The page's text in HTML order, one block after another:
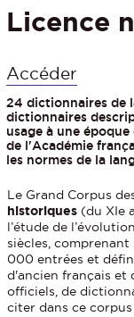
Licence
Accéder
24 dictionnaires de
dictionnaires
usage à une
de l'Académie
les normes de la
Le Grand Corpus
historiques (du XIe
l’étude de
siècles,
000 entrées et
d'ancien français et
officiels, de
citer dans ce